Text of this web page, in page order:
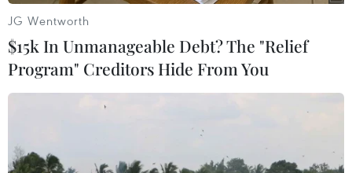
Tờ Washington Post đưa tin, một nhóm chống đối có ý
đồ lật đổ nhà lãnh đạo Kim Jong-un đã đứng sau vụ tấn
công vào Đại sứ quán Triều Tiên tại thủ đô Madrid của
Tây Ban Nha hồi tháng trước.
JG Wentworth
$15k In Unmanageable Debt? The "Relief
Program" Creditors Hide From You